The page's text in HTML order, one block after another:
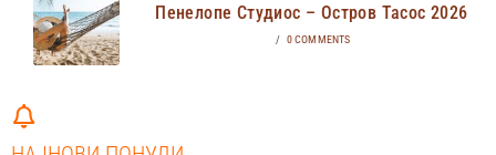
Пенелопе Студиос – Остров Тасос 2026
/ 0 COMMENTS